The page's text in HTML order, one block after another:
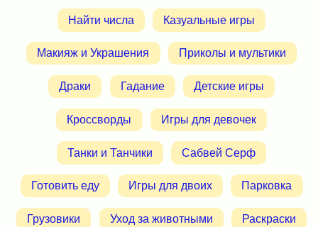
Найти числа Казуальные игры
Макияж и Украшения Приколы и мультики
Драки Гадание Детские игры
Кроссворды Игры для девочек
Танки и Танчики Сабвей Серф
Готовить еду Игры для двоих Парковка
Грузовики Уход за животными Раскраски